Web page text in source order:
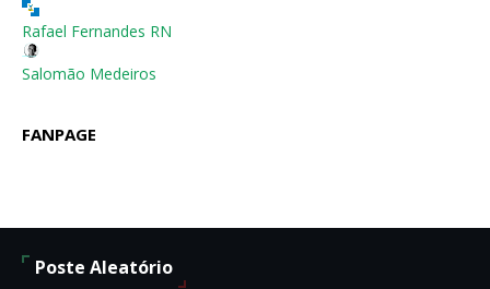
Rafael Fernandes RN
Salomão Medeiros
FANPAGE
Poste Aleatório